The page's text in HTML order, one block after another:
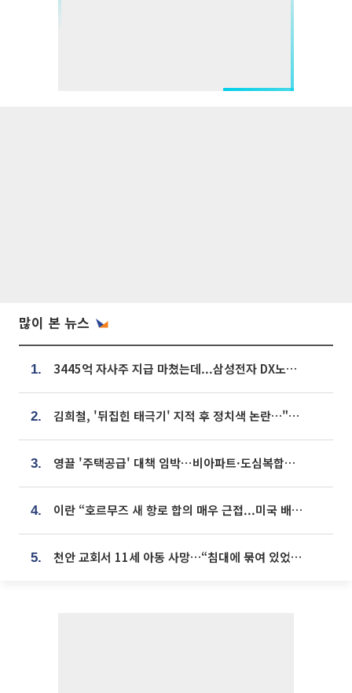
많이 본 뉴스
1. 3445억 자사주 지급 마쳤는데...삼성전자 DX노조, 뒤늦은 '떼쓰기 집회'
2. 김희철, '뒤집힌 태극기' 지적 후 정치색 논란…"좌우 떠나 우리나라 국기"
3. 영끌 '주택공급' 대책 임박⋯비아파트·도심복합까지 총동원
4. 이란 “호르무즈 새 항로 합의 매우 근접...미국 배상 먼저”
5. 천안 교회서 11세 아동 사망…“침대에 묶여 있었다” 진술 확보